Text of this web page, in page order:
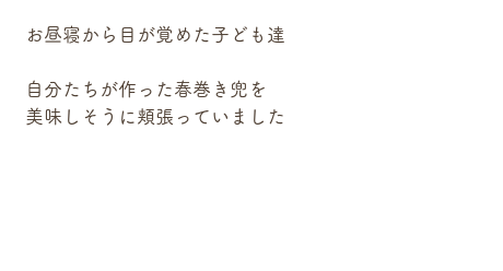
お昼寝から目が覚めた子ども達
自分たちが作った春巻き兜を
美味しそうに頬張っていました